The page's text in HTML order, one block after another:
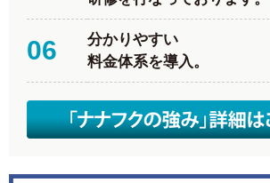
06
分かりやすい
料金体系を導入。